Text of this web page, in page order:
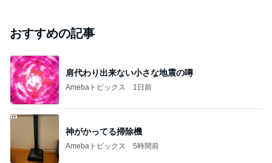
おすすめの記事
肩代わり出来ない小さな地震の噂
Amebaトピックス 1日前
神がかってる掃除機
Amebaトピックス 5時間前